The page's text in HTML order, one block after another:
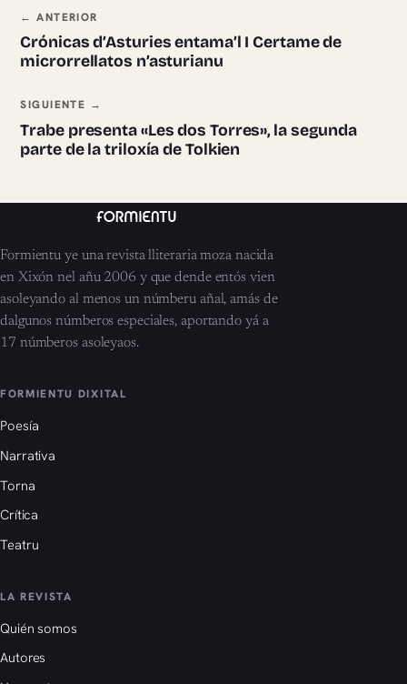
Navegación ente pieces
← ANTERIOR
Crónicas d’Asturies entama’l I Certame de
microrrellatos n’asturianu
SIGUIENTE →
Trabe presenta «Les dos Torres», la segunda
parte de la triloxía de Tolkien
Formientu ye una revista lliteraria moza nacida
en Xixón nel añu 2006 y que dende entós vien
asoleyando al menos un númberu añal, amás de
dalgunos númberos especiales, aportando yá a
17 númberos asoleyaos.
FORMIENTU DIXITAL
Poesía
Narrativa
Torna
Crítica
Teatru
LA REVISTA
Quién somos
Autores